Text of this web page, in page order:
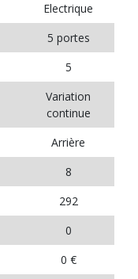
Electrique
5 portes
5
Variation
continue
Arrière
8
292
0
0 €